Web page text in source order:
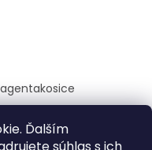
Ďalším